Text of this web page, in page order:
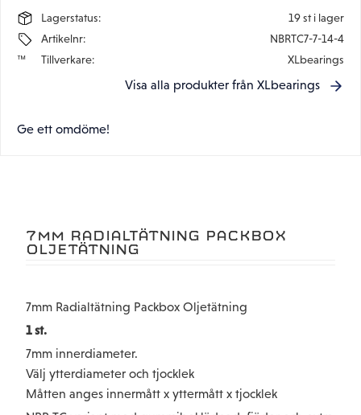
Lagerstatus
19 st i lager
Artikelnr
NBRTC7-7-14-4
Tillverkare
XLbearings
Visa alla produkter från XLbearings
Ge ett omdöme!
7MM RADIALTÄTNING PACKBOX
OLJETÄTNING
7mm Radialtätning Packbox Oljetätning
1 st.
7mm innerdiameter.
Välj ytterdiameter och tjocklek
Måtten anges innermått x yttermått x tjocklek